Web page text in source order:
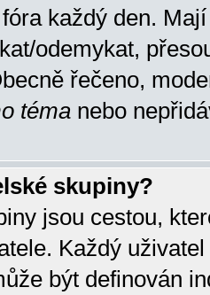
každý den.
odemykat,
řečeno,
téma nebo
skupiny?
jsou cestou,
Každý
být definován